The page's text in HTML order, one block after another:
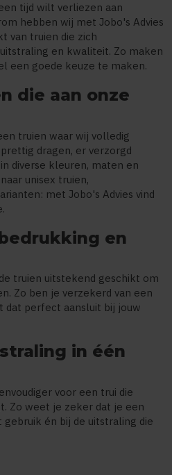
tijd wilt verliezen aan
hebben wij met Jobo's Advies
van truien die zich
en kwaliteit. Zo maken
een goede keuze te maken.
die aan onze
truien waar wij volledig
dragen, er verzorgd
diverse kleuren, maten en
unisex truien,
met Jobo's Advies vind
en
truien uitstekend geschikt om
Zo ben je verzekerd van een
dat perfect aansluit bij jouw
in één
voor een trui die
Zo weet je zeker dat je een
én bij de uitstraling die